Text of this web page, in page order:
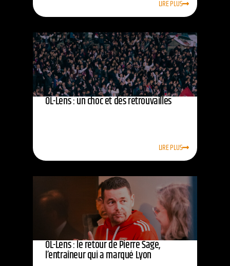
LIRE PLUS
OL-Lens : un choc et des retrouvailles
LIRE PLUS
OL-Lens : le retour de Pierre Sage,
l’entraîneur qui a marqué Lyon